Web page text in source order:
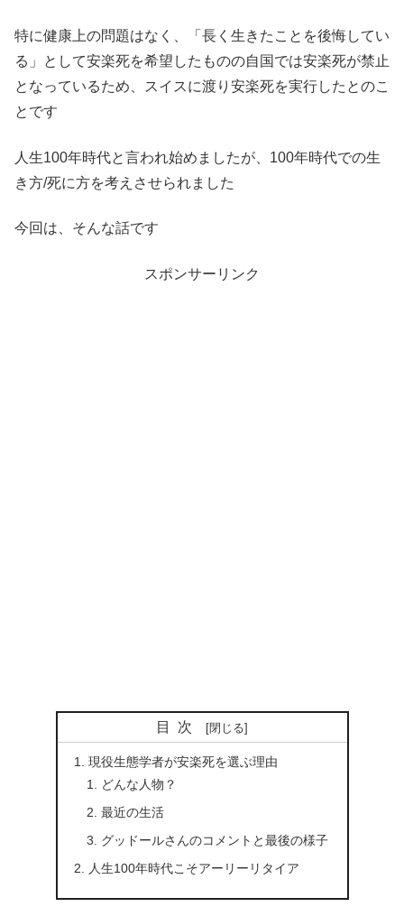
特に健康上の問題はなく、「長く生きたことを後悔してい
る」として安楽死を希望したものの自国では安楽死が禁止
となっているため、スイスに渡り安楽死を実行したとのこ
とです
人生100年時代と言われ始めましたが、100年時代での生
き方/死に方を考えさせられました
今回は、そんな話です
スポンサーリンク
目次
現役生態学者が安楽死を選ぶ理由
どんな人物？
最近の生活
グッドールさんのコメントと最後の様子
人生100年時代こそアーリーリタイア